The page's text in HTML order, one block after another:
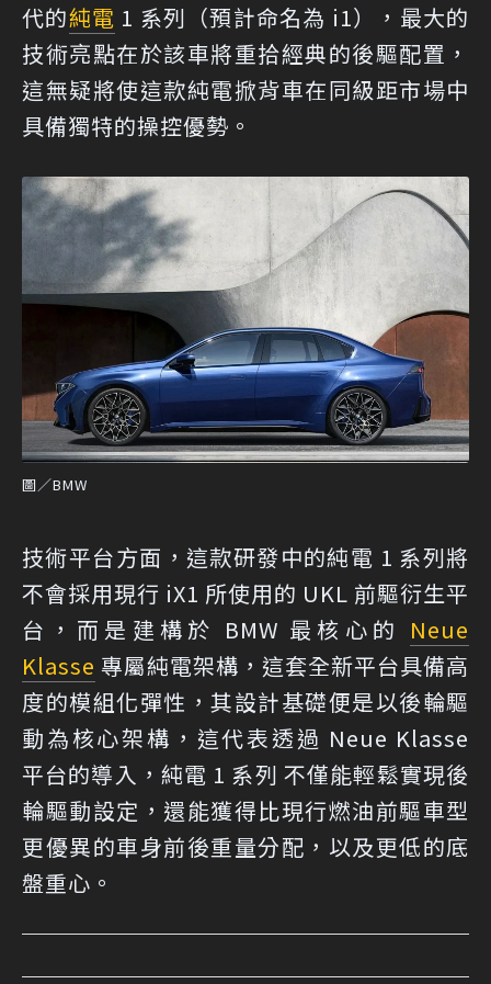
代的純電 1 系列（預計命名為 i1），最大的
技術亮點在於該車將重拾經典的後驅配置，
這無疑將使這款純電掀背車在同級距市場中
具備獨特的操控優勢。
圖／BMW
技術平台方面，這款研發中的純電 1 系列將
不會採用現行 iX1 所使用的 UKL 前驅衍生平
台，而是建構於 BMW 最核心的 Neue
Klasse 專屬純電架構，這套全新平台具備高
度的模組化彈性，其設計基礎便是以後輪驅
動為核心架構，這代表透過 Neue Klasse
平台的導入，純電 1 系列 不僅能輕鬆實現後
輪驅動設定，還能獲得比現行燃油前驅車型
更優異的車身前後重量分配，以及更低的底
盤重心。